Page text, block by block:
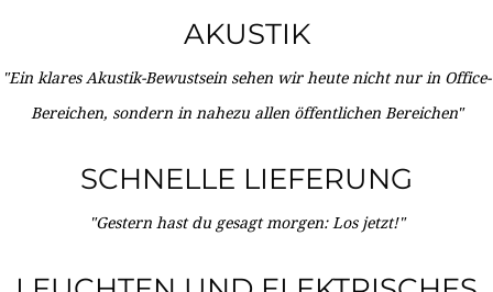
AKUSTIK
"Ein klares Akustik-Bewustsein sehen wir heute nicht nur in Office-
Bereichen, sondern in nahezu allen öffentlichen Bereichen"
SCHNELLE LIEFERUNG
"Gestern hast du gesagt morgen: Los jetzt!"